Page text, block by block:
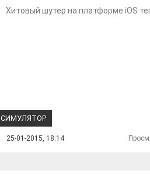
Хитовый шутер на платформе iOS
СИМУЛЯТОР
25-01-2015, 18:14